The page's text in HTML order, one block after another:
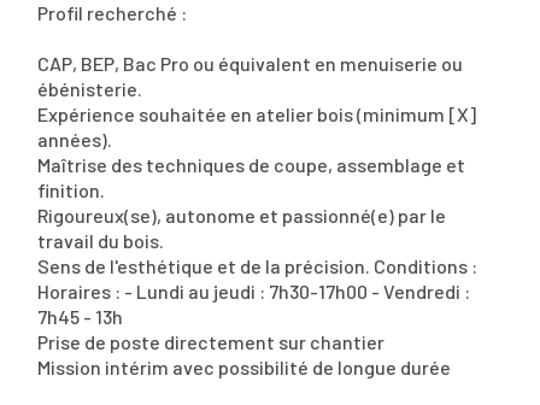
Profil recherché :
CAP, BEP, Bac Pro ou équivalent en menuiserie ou
ébénisterie.
Expérience souhaitée en atelier bois (minimum [X]
années).
Maîtrise des techniques de coupe, assemblage et
finition.
Rigoureux(se), autonome et passionné(e) par le
travail du bois.
Sens de l'esthétique et de la précision. Conditions :
Horaires : - Lundi au jeudi : 7h30-17h00 - Vendredi :
7h45 - 13h
Prise de poste directement sur chantier
Mission intérim avec possibilité de longue durée